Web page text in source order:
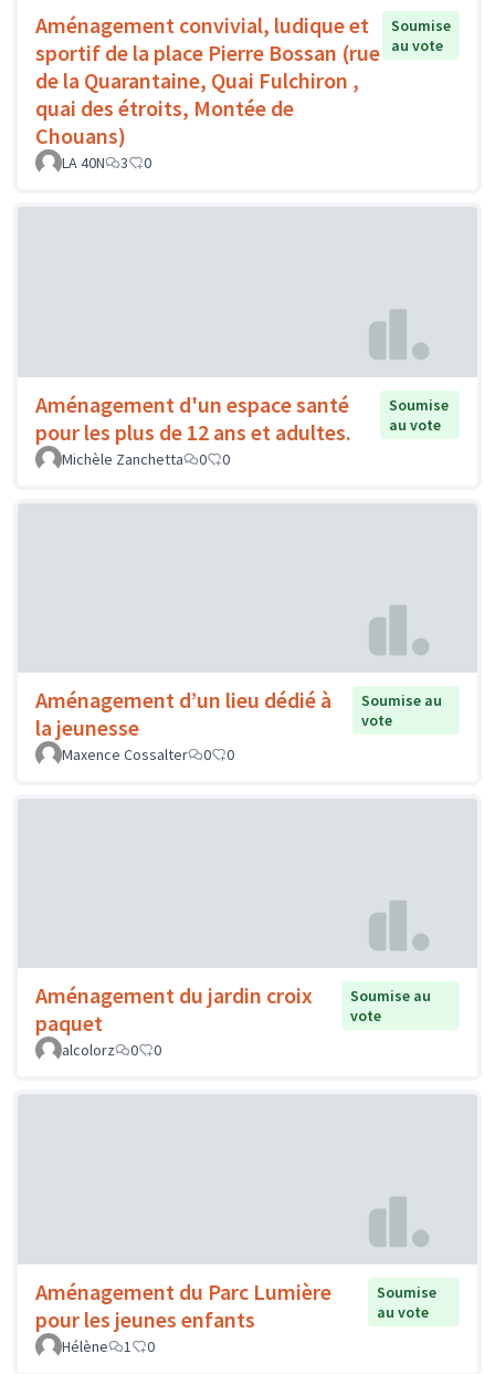
Aménagement convivial, ludique et
sportif de la place Pierre Bossan (rue
de la Quarantaine, Quai Fulchiron ,
quai des étroits, Montée de
Chouans)
Soumise
au vote
LA 40N 3 0
Aménagement d'un espace santé
pour les plus de 12 ans et adultes.
Soumise
au vote
Michèle Zanchetta
0 0
Aménagement d’un lieu dédié à
la jeunesse
Soumise au
vote
Maxence Cossalter
0 0
Aménagement du jardin croix
paquet
Soumise au
vote
alcolorz
0 0
Aménagement du Parc Lumière
pour les jeunes enfants
Soumise
au vote
Hélène
1 0